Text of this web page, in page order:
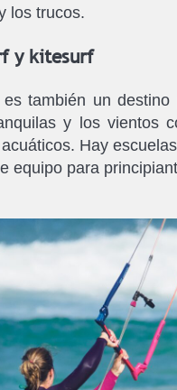
los trucos.
y kitesurf
es también un
y los vientos
Hay
equipo para